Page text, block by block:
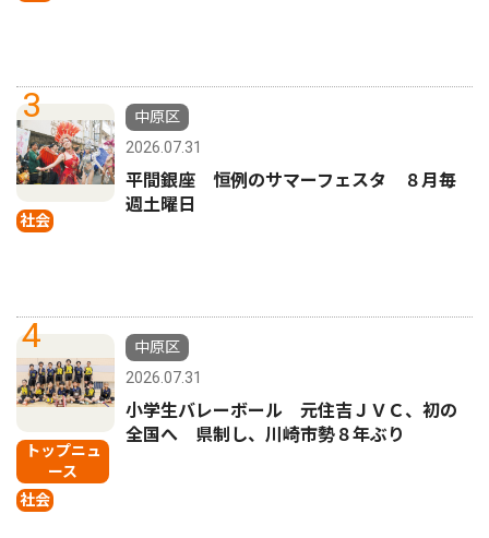
3
社会
中原区
2026.07.31
平間銀座 恒例のサマーフェスタ ８月毎
週土曜日
4
トップニュ
ース
社会
中原区
2026.07.31
小学生バレーボール 元住吉ＪＶＣ、初の
全国へ 県制し、川崎市勢８年ぶり